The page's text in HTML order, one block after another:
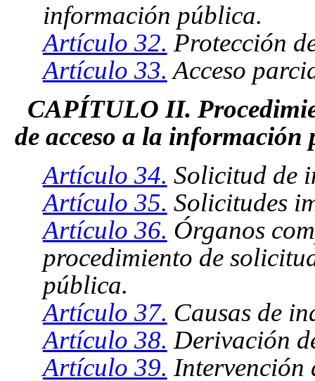
información pública.
Artículo 32. Protección
Artículo 33. Acceso
CAPÍTULO II.
de acceso a la información
Artículo 34. Solicitud de
Artículo 35. Solicitudes
Artículo 36. Órganos
procedimiento de
pública.
Artículo 37. Causas de
Artículo 38. Derivación
Artículo 39. Intervención